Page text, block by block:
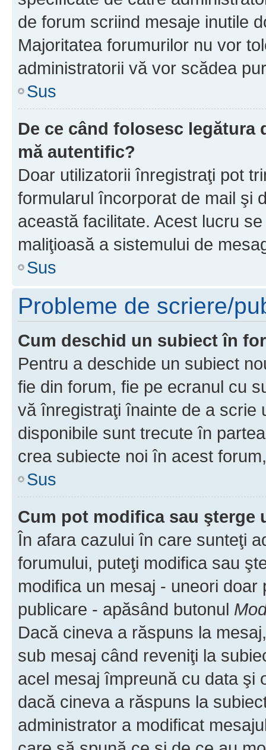
de forum scriind mesaje inutile
Majoritatea forumurilor nu vor
administratorii vă vor scădea
Sus
De ce când folosesc
mă autentific?
Doar utilizatorii înregistraţi pot
formularul încorporat de mail şi
această facilitate. Acest lucru
maliţioasă a sistemului de
Sus
Probleme de scriere/
Cum deschid un subiect în
Pentru a deschide un subiect
fie din forum, fie pe ecranul cu
vă înregistraţi înainte de a scrie
disponibile sunt trecute în
crea subiecte noi în acest
Sus
Cum pot modifica sau şterge
În afara cazului în care sunteţi
forumului, puteţi modifica sau
modifica un mesaj - uneori
publicare - apăsând butonul
Dacă cineva a răspuns la
sub mesaj când reveniţi la
acel mesaj împreună cu data şi
dacă cineva a răspuns la
administrator a modificat